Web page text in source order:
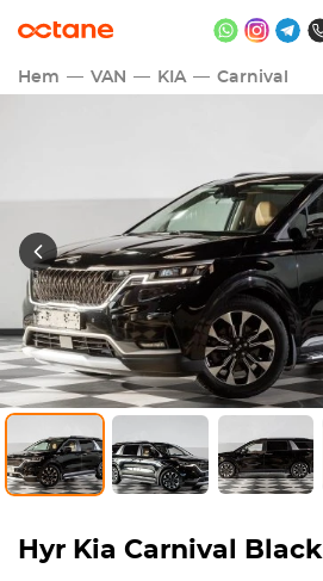
Hem VAN KIA Carnival
Hyr Kia Carnival Black